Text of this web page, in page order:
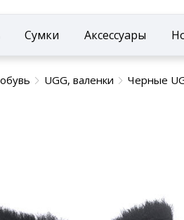
Сумки Аксессуары
UGG, валенки Черные